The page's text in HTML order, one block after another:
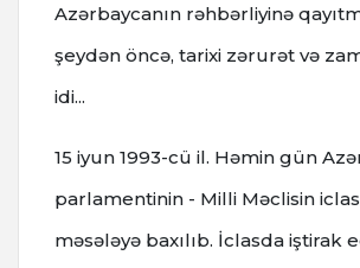
Azərbaycanın rəhbərliyinə
şeydən öncə, tarixi zərurət və
idi...
15 iyun 1993-cü il. Həmin gün
parlamentinin - Milli Məclisin
məsələyə baxılıb. İclasda iştirak